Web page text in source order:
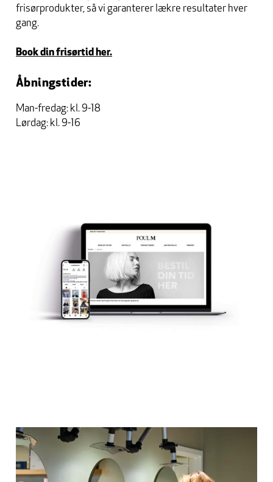
frisørprodukter, så vi garanterer lækre resultater hver
gang.
Book din frisørtid her.
Åbningstider:
Man-fredag: kl. 9-18
Lørdag: kl. 9-16